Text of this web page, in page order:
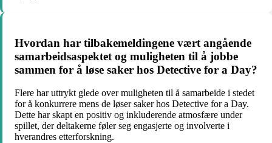
Hvordan har tilbakemeldingene vært angående
samarbeidsaspektet og muligheten til å jobbe
sammen for å løse saker hos Detective for a Day?
Flere har uttrykt glede over muligheten til å samarbeide i stedet
for å konkurrere mens de løser saker hos Detective for a Day.
Dette har skapt en positiv og inkluderende atmosfære under
spillet, der deltakerne føler seg engasjerte og involverte i
hverandres etterforskning.